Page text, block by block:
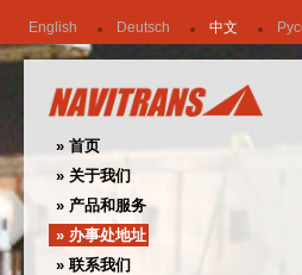
English Deutsch 中文
首页
关于我们
产品和服务
办事处地址
联系我们